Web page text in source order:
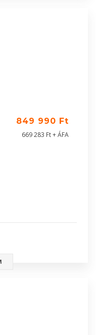
849 990 Ft
669 283 Ft + ÁFA